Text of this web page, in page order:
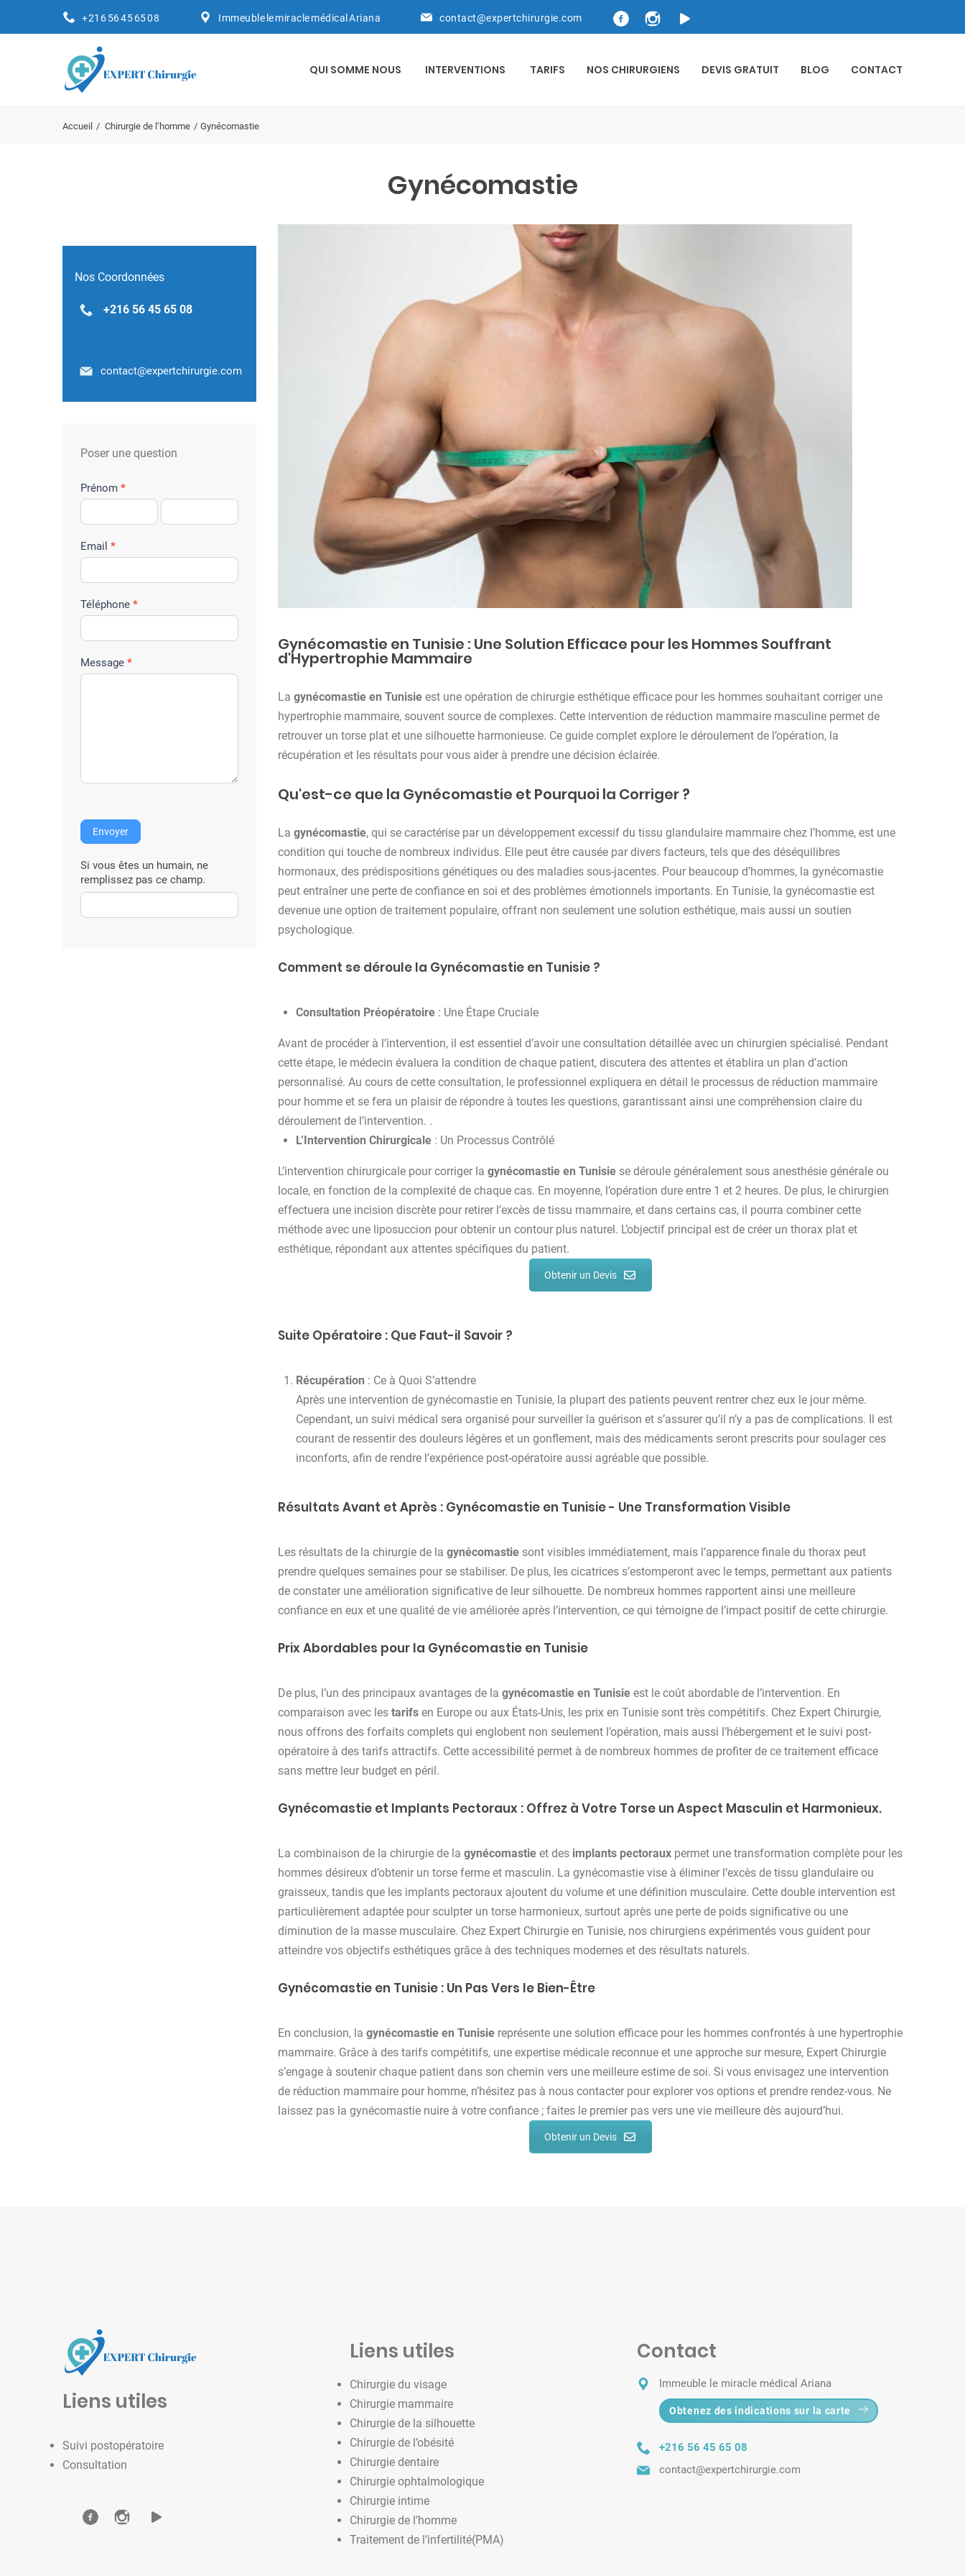
+216 56 45 65 08 Immeuble le miracle médical Ariana contact@expertchirurgie.com
QUI SOMME NOUS INTERVENTIONS TARIFS NOS CHIRURGIENS DEVIS GRATUIT BLOG CONTACT
Accueil Chirurgie de l’homme Gynécomastie
Gynécomastie
Nos Coordonnées
+216 56 45 65 08
contact@expertchirurgie.com
Poser une question
f
o
r
m
u
l
a
i
r
e
i
v
n
t
i
o
n
Prénom *
Email *
Téléphone *
Message *
Envoyer
Si vous êtes un humain, ne
remplissez pas ce champ.
Gynécomastie en Tunisie : Une Solution Efficace pour les Hommes Souffrant
d'Hypertrophie Mammaire
La gynécomastie en Tunisie est une opération de chirurgie esthétique efficace pour les hommes souhaitant corriger une
hypertrophie mammaire, souvent source de complexes. Cette intervention de réduction mammaire masculine permet de
retrouver un torse plat et une silhouette harmonieuse. Ce guide complet explore le déroulement de l’opération, la
récupération et les résultats pour vous aider à prendre une décision éclairée.
Qu'est-ce que la Gynécomastie et Pourquoi la Corriger ?
La gynécomastie, qui se caractérise par un développement excessif du tissu glandulaire mammaire chez l’homme, est une
condition qui touche de nombreux individus. Elle peut être causée par divers facteurs, tels que des déséquilibres
hormonaux, des prédispositions génétiques ou des maladies sous-jacentes. Pour beaucoup d’hommes, la gynécomastie
peut entraîner une perte de confiance en soi et des problèmes émotionnels importants. En Tunisie, la gynécomastie est
devenue une option de traitement populaire, offrant non seulement une solution esthétique, mais aussi un soutien
psychologique.
Comment se déroule la Gynécomastie en Tunisie ?
Consultation Préopératoire : Une Étape Cruciale
Avant de procéder à l’intervention, il est essentiel d’avoir une consultation détaillée avec un chirurgien spécialisé. Pendant
cette étape, le médecin évaluera la condition de chaque patient, discutera des attentes et établira un plan d’action
personnalisé. Au cours de cette consultation, le professionnel expliquera en détail le processus de réduction mammaire
pour homme et se fera un plaisir de répondre à toutes les questions, garantissant ainsi une compréhension claire du
déroulement de l’intervention. .
L’Intervention Chirurgicale : Un Processus Contrôlé
L’intervention chirurgicale pour corriger la gynécomastie en Tunisie se déroule généralement sous anesthésie générale ou
locale, en fonction de la complexité de chaque cas. En moyenne, l’opération dure entre 1 et 2 heures. De plus, le chirurgien
effectuera une incision discrète pour retirer l’excès de tissu mammaire, et dans certains cas, il pourra combiner cette
méthode avec une liposuccion pour obtenir un contour plus naturel. L’objectif principal est de créer un thorax plat et
esthétique, répondant aux attentes spécifiques du patient.
Obtenir un Devis
Suite Opératoire : Que Faut-il Savoir ?
Récupération : Ce à Quoi S’attendre
Après une intervention de gynécomastie en Tunisie, la plupart des patients peuvent rentrer chez eux le jour même.
Cependant, un suivi médical sera organisé pour surveiller la guérison et s’assurer qu’il n’y a pas de complications. Il est
courant de ressentir des douleurs légères et un gonflement, mais des médicaments seront prescrits pour soulager ces
inconforts, afin de rendre l’expérience post-opératoire aussi agréable que possible.
Résultats Avant et Après : Gynécomastie en Tunisie - Une Transformation Visible
Les résultats de la chirurgie de la gynécomastie sont visibles immédiatement, mais l’apparence finale du thorax peut
prendre quelques semaines pour se stabiliser. De plus, les cicatrices s’estomperont avec le temps, permettant aux patients
de constater une amélioration significative de leur silhouette. De nombreux hommes rapportent ainsi une meilleure
confiance en eux et une qualité de vie améliorée après l’intervention, ce qui témoigne de l’impact positif de cette chirurgie.
Prix Abordables pour la Gynécomastie en Tunisie
De plus, l’un des principaux avantages de la gynécomastie en Tunisie est le coût abordable de l’intervention. En
comparaison avec les tarifs en Europe ou aux États-Unis, les prix en Tunisie sont très compétitifs. Chez Expert Chirurgie,
nous offrons des forfaits complets qui englobent non seulement l’opération, mais aussi l’hébergement et le suivi post-
opératoire à des tarifs attractifs. Cette accessibilité permet à de nombreux hommes de profiter de ce traitement efficace
sans mettre leur budget en péril.
Gynécomastie et Implants Pectoraux : Offrez à Votre Torse un Aspect Masculin et Harmonieux.
La combinaison de la chirurgie de la gynécomastie et des implants pectoraux permet une transformation complète pour les
hommes désireux d’obtenir un torse ferme et masculin. La gynécomastie vise à éliminer l’excès de tissu glandulaire ou
graisseux, tandis que les implants pectoraux ajoutent du volume et une définition musculaire. Cette double intervention est
particulièrement adaptée pour sculpter un torse harmonieux, surtout après une perte de poids significative ou une
diminution de la masse musculaire. Chez Expert Chirurgie en Tunisie, nos chirurgiens expérimentés vous guident pour
atteindre vos objectifs esthétiques grâce à des techniques modernes et des résultats naturels.
Gynécomastie en Tunisie : Un Pas Vers le Bien-Être
En conclusion, la gynécomastie en Tunisie représente une solution efficace pour les hommes confrontés à une hypertrophie
mammaire. Grâce à des tarifs compétitifs, une expertise médicale reconnue et une approche sur mesure, Expert Chirurgie
s’engage à soutenir chaque patient dans son chemin vers une meilleure estime de soi. Si vous envisagez une intervention
de réduction mammaire pour homme, n’hésitez pas à nous contacter pour explorer vos options et prendre rendez-vous. Ne
laissez pas la gynécomastie nuire à votre confiance ; faites le premier pas vers une vie meilleure dès aujourd’hui.
Obtenir un Devis
Liens utiles
Suivi postopératoire
Consultation
Liens utiles
Chirurgie du visage
Chirurgie mammaire
Chirurgie de la silhouette
Chirurgie de l’obésité
Chirurgie dentaire
Chirurgie ophtalmologique
Chirurgie intime
Chirurgie de l’homme
Traitement de l’infertilité(PMA)
Contact
Immeuble le miracle médical Ariana
Obtenez des indications sur la carte
+216 56 45 65 08
contact@expertchirurgie.com